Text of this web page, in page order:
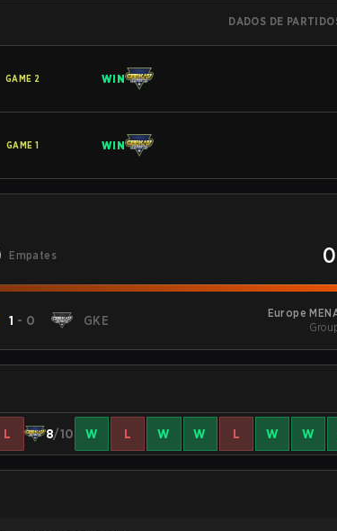
DADOS DE
GAME 2 WIN
GAME 1 WIN
Empates 0
1 - 0 GKE
Europe
L 8/10 W L W W L W W